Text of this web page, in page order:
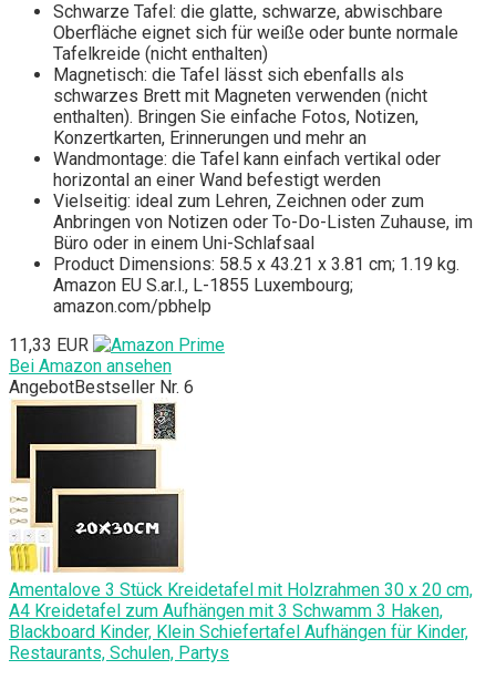
Schwarze Tafel: die glatte, schwarze, abwischbare
Oberfläche eignet sich für weiße oder bunte normale
Tafelkreide (nicht enthalten)
Magnetisch: die Tafel lässt sich ebenfalls als
schwarzes Brett mit Magneten verwenden (nicht
enthalten). Bringen Sie einfache Fotos, Notizen,
Konzertkarten, Erinnerungen und mehr an
Wandmontage: die Tafel kann einfach vertikal oder
horizontal an einer Wand befestigt werden
Vielseitig: ideal zum Lehren, Zeichnen oder zum
Anbringen von Notizen oder To-Do-Listen Zuhause, im
Büro oder in einem Uni-Schlafsaal
Product Dimensions: 58.5 x 43.21 x 3.81 cm; 1.19 kg.
Amazon EU S.ar.l., L-1855 Luxembourg;
amazon.com/pbhelp
11,33 EUR
Bei Amazon ansehen
AngebotBestseller Nr. 6
Amentalove 3 Stück Kreidetafel mit Holzrahmen 30 x 20 cm,
A4 Kreidetafel zum Aufhängen mit 3 Schwamm 3 Haken,
Blackboard Kinder, Klein Schiefertafel Aufhängen für Kinder,
Restaurants, Schulen, Partys